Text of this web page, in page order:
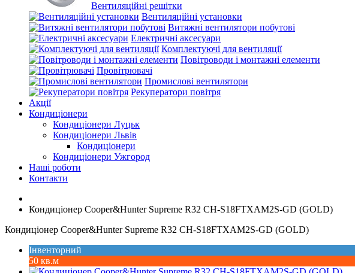
Вентиляційні решітки
Вентиляційні установки
Витяжні вентилятори побутові
Електричні аксесуари
Комплектуючі для вентиляції
Повітроводи і монтажні елементи
Провітрювачі
Промислові вентилятори
Рекуператори повітря
Акції
Кондиціонери
Кондиціонери Луцьк
Кондиціонери Львів
Кондиціонери
Кондиціонери Ужгород
Наші роботи
Контакти
Кондиціонер Cooper&Hunter Supreme R32 CH-S18FTXAM2S-GD (GOLD)
Кондиціонер Cooper&Hunter Supreme R32 CH-S18FTXAM2S-GD (GOLD)
Інвенторний
50 кв.м